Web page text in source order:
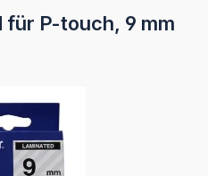
P-touch, 9 mm